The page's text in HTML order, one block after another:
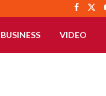
BUSINESS VIDEO